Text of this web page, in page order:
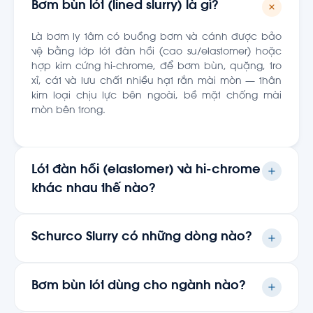
Bơm bùn lót (lined slurry) là gì?
Là bơm ly tâm có buồng bơm và cánh được bảo
vệ bằng lớp lót đàn hồi (cao su/elastomer) hoặc
hợp kim cứng hi-chrome, để bơm bùn, quặng, tro
xỉ, cát và lưu chất nhiều hạt rắn mài mòn — thân
kim loại chịu lực bên ngoài, bề mặt chống mài
mòn bên trong.
Lót đàn hồi (elastomer) và hi-chrome
khác nhau thế nào?
và lưu chất ăn mòn nhẹ. Hi-chrome (chrome-iron)
cứng hơn, hợp hạt thô, sắc cạnh và cột áp cao.
việc.
Schurco Slurry có những dòng nào?
(chrome-iron), U (không lót), Z (lót) và V (trục
đứng/sump) — phủ lưu lượng tới ~6.800 m³/h và cột
Bơm bùn lót dùng cho ngành nào?